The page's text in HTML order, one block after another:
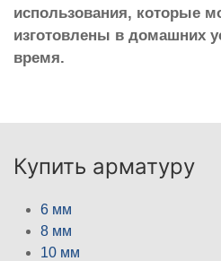
использования, которые
изготовлены в домашних
время.
Купить арматуру
6 мм
8 мм
10 мм